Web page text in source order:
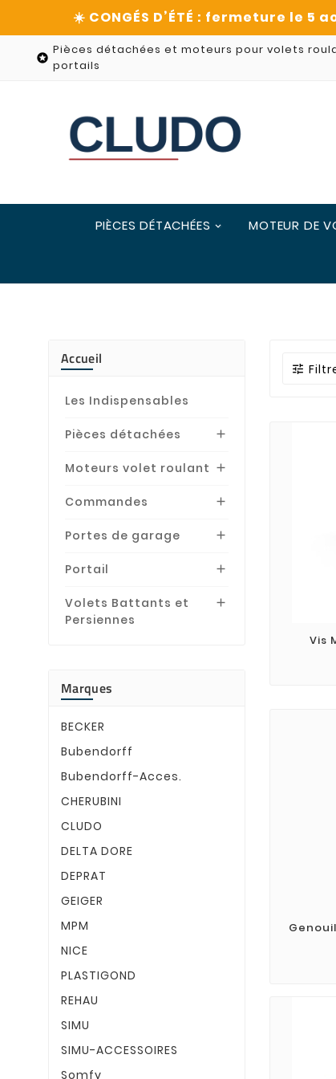

Pièces détachées et moteurs pour volets
portails
PIÈCES DÉTACHÉES MOTEUR DE
Accueil
Les Indispensables
Pièces détachées 
Moteurs volet roulant 
Commandes 
Portes de garage 
Portail 
Volets Battants et
Persiennes

Marques
BECKER
Bubendorff
Bubendorff-Acces.
CHERUBINI
CLUDO
DELTA DORE
DEPRAT
GEIGER
MPM
NICE
PLASTIGOND
REHAU
SIMU
SIMU-ACCESSOIRES
Somfy

Vis